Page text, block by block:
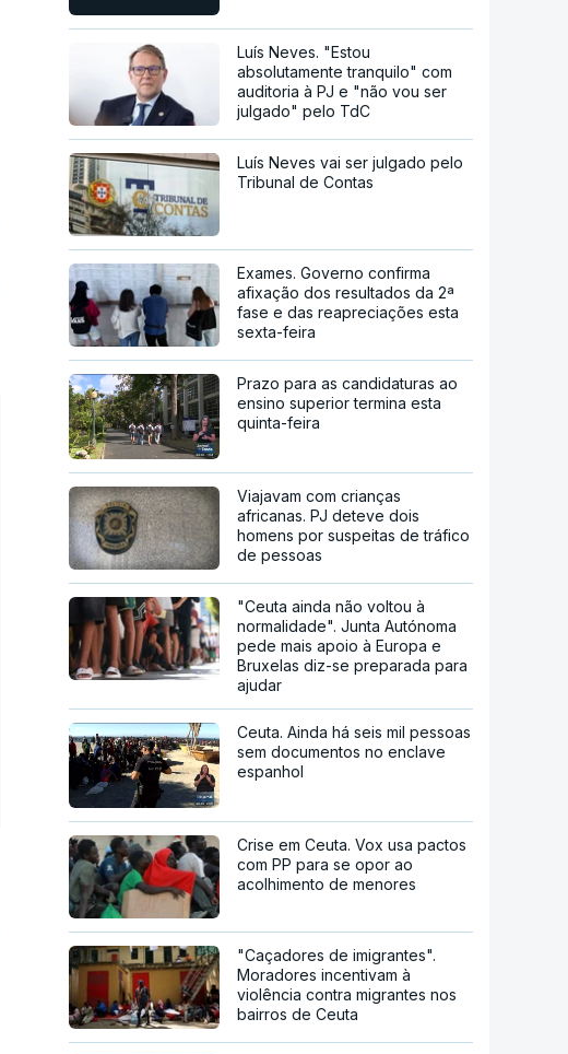
Luís Neves. "Estou
absolutamente tranquilo" com
auditoria à PJ e "não vou ser
julgado" pelo TdC
Luís Neves vai ser julgado pelo
Tribunal de Contas
Exames. Governo confirma
afixação dos resultados da 2ª
fase e das reapreciações esta
sexta-feira
Prazo para as candidaturas ao
ensino superior termina esta
quinta-feira
Viajavam com crianças
africanas. PJ deteve dois
homens por suspeitas de tráfico
de pessoas
"Ceuta ainda não voltou à
normalidade". Junta Autónoma
pede mais apoio à Europa e
Bruxelas diz-se preparada para
ajudar
Ceuta. Ainda há seis mil pessoas
sem documentos no enclave
espanhol
Crise em Ceuta. Vox usa pactos
com PP para se opor ao
acolhimento de menores
"Caçadores de imigrantes".
Moradores incentivam à
violência contra migrantes nos
bairros de Ceuta